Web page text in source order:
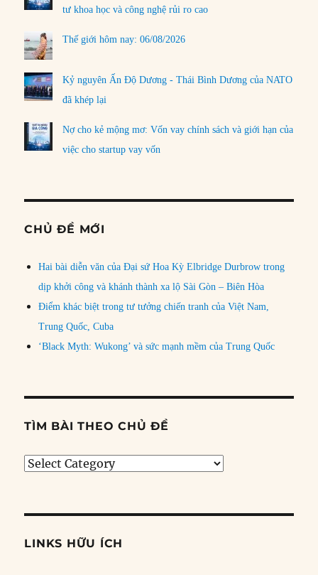
tư khoa học và công nghệ rủi ro cao
Thế giới hôm nay: 06/08/2026
Kỷ nguyên Ấn Độ Dương - Thái Bình Dương của NATO
đã khép lại
Nợ cho kẻ mộng mơ: Vốn vay chính sách và giới hạn của
việc cho startup vay vốn
CHỦ ĐỀ MỚI
Hai bài diễn văn của Đại sứ Hoa Kỳ Elbridge Durbrow trong
dịp khởi công và khánh thành xa lộ Sài Gòn – Biên Hòa
Điểm khác biệt trong tư tưởng chiến tranh của Việt Nam,
Trung Quốc, Cuba
‘Black Myth: Wukong’ và sức mạnh mềm của Trung Quốc
TÌM BÀI THEO CHỦ ĐỀ
Tìm
đề
LINKS HỮU ÍCH